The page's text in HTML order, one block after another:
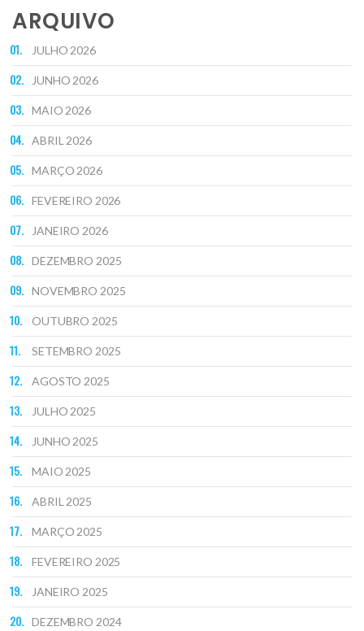
ARQUIVO
JULHO 2026
JUNHO 2026
MAIO 2026
ABRIL 2026
MARÇO 2026
FEVEREIRO 2026
JANEIRO 2026
DEZEMBRO 2025
NOVEMBRO 2025
OUTUBRO 2025
SETEMBRO 2025
AGOSTO 2025
JULHO 2025
JUNHO 2025
MAIO 2025
ABRIL 2025
MARÇO 2025
FEVEREIRO 2025
JANEIRO 2025
DEZEMBRO 2024